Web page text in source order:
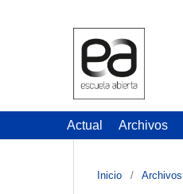
Actual Archivos
Inicio / Archivos